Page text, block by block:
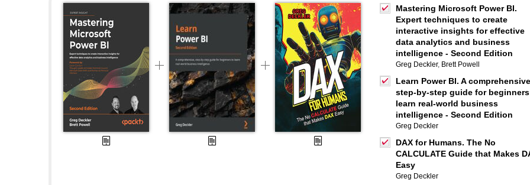
Mastering Microsoft Power BI.
Expert techniques to create
interactive insights for effective
data analytics and business
intelligence - Second Edition
Greg Deckler, Brett Powell
Learn Power BI. A
step-by-step guide for
learn real-world business
intelligence - Second Edition
Greg Deckler
DAX for Humans. The No
CALCULATE Guide that Makes
Easy
Greg Deckler